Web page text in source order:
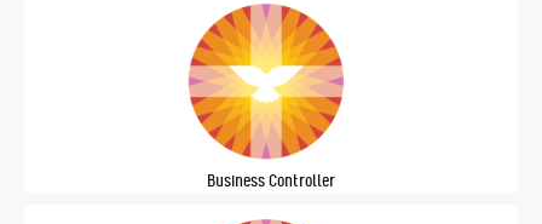
Business Controller